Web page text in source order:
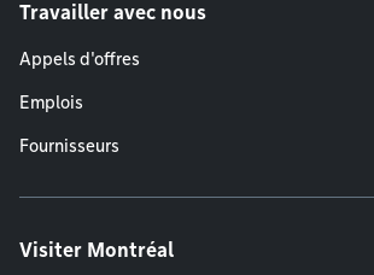
Travailler avec nous
Appels d'offres
Emplois
Fournisseurs
Visiter Montréal